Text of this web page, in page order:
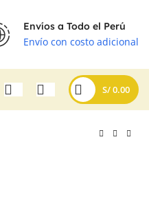
Envíos a Todo el Perú
Envío con costo adicional
S/0.00